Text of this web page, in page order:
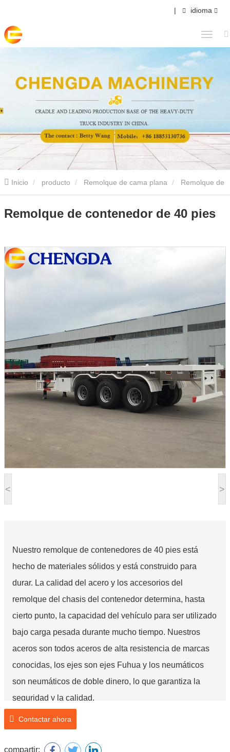
| idioma
Inicio producto Remolque de cama plana
< >
Remolque de contenedor de 40 pies
Nuestro remolque de contenedores de 40 pies está
hecho de materiales sólidos y está construido para
durar. La calidad del acero y los accesorios del
remolque del chasis del contenedor determina, hasta
cierto punto, la capacidad del vehículo para ser utilizado
bajo carga pesada durante mucho tiempo. Nuestros
aceros son todos aceros de alta resistencia de marcas
conocidas, los ejes son ejes Fuhua y los neumáticos
son neumáticos de doble dinero, lo que garantiza la
seguridad y la calidad.
Contactar ahora
compartir: